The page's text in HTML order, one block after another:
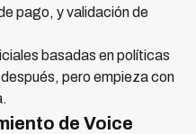
pago, y validación de
basadas en políticas
pero empieza con
de Voice